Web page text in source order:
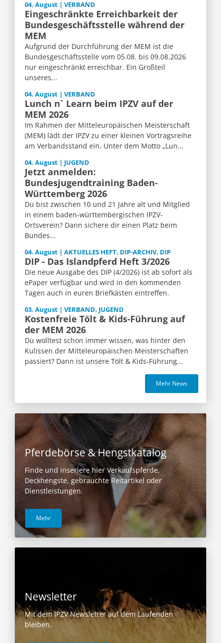
04. August | VERBAND
Eingeschränkte Erreichbarkeit der
Bundesgeschäftsstelle während der
MEM
Aufgrund der Durchführung der MEM ist die
Bundesgeschäftsstelle vom 05.08. bis 09.08.2026
nur eingeschränkt erreichbar. Ein Großteil
unseres...
04. August | VERBAND
Lunch n` Learn beim IPZV auf der
MEM 2026
Im Rahmen der Mitteleuropäischen Meisterschaft
(MEM) lädt der IPZV zu einer kleinen Vortragsreihe
am Verbandsstand ein. Unter dem Motto „Lun...
04. August | JUGEND
Jetzt anmelden:
Bundesjugendtraining Baden-
Württemberg 2026
Du bist zwischen 10 und 21 Jahre alt und Mitglied
in einem baden-württembergischen IPZV-
Ortsverein? Dann sichere dir einen Platz beim
Bundes...
04. August | AKTUELLES HEFT, DIP-ARCHIV, DIP
DIP - Das Islandpferd Heft 3/2026
Die neue Ausgabe des DIP (4/2026) ist ab sofort als
ePaper verfügbar und wird in den kommenden
Tagen auch in euren Briefkästen eintreffen.
03. August | VERBAND, JUGEND
Kostenfreie Tölt & Kids-Führung auf
der MEM 2026
Du wolltest schon immer wissen, was hinter den
Kulissen der Mitteleuropäischen Meisterschaften
passiert? Dann ist unsere Tölt & Kids-Führung...
Mehr News
Pferdebörse & Hengstkatalog
Finde und inseriere hier Verkaufspferde,
Deckhengste, gebrauchte Reitartikel oder
Dienstleistungen.
Mehr
Newsletter
Mit dem IPZV Newsletter auf dem Laufenden
bleiben.